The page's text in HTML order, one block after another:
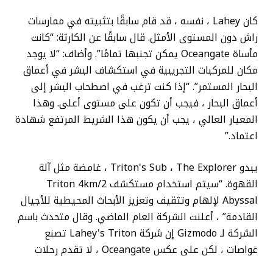
كان Lahey ، نفسه ، قد قام سابقًا بتثبيته في ممارسات
راش دون المستوى الأمثل. قال سابقًا عن الكارثة: “كانت
مأساة Oceangate يمكن تجنبها تمامًا”. وأضاف: “لا يوجد
مكان للمركبات التجريبية في استكشاف البشر في أعماق
البحار المستمر”. “إذا كنت ترغب في اصطحاب البشر إلى
أعماق البحار ، فيجب أن تكون على مستوى أعلى. وهذا
المعيار العالي ، يجب أن يكون هذا الشريط المرتفع شهادة
اعتماد.”
يبدو Triton's Sub ، The Explorer ، غامضة مثل آلة
القهوة. “سيتم استخدام مستكشف Triton 4km/2
Abyssal لإلهام وتثقيف وتعزيز الأبحاث المحيطية للأجيال
القادمة” ، أعلنت الشركة العام الماضي. وقال متحدث باسم
الشركة لـ Gizmodo إن شركة Lahey's Triton تصنع
غواصات ، لكن على عكس Oceangate ، لا تقدم رحلات